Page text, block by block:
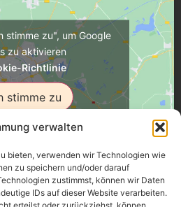
verwalten
bieten, verwenden wir Technologien wie
zu speichern und/oder darauf
zustimmst, können wir Daten
IDs auf dieser Website verarbeiten.
stimme zu", um Google
zu aktivieren
Richtlinie
stimme zu
11, 79346 Endingen a.K.